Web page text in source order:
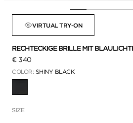
VIRTUAL TRY-ON
RECHTECKIGE BRILLE MIT
€ 340
COLOR: SHINY BLACK
SIZE